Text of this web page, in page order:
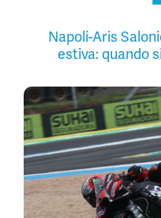
Napoli-Aris
estiva: quando